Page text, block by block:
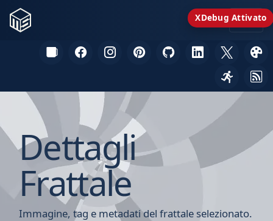
XDebug Attivato
Dettagli
Frattale
Immagine, tag e metadati del frattale selezionato.